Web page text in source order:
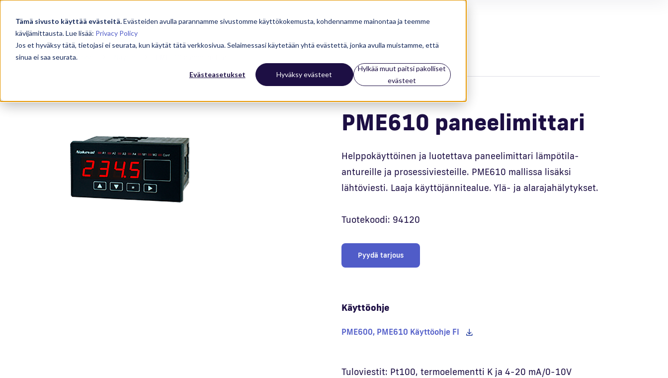
Tämä sivusto käyttää evästeitä.Evästeiden avulla parannamme sivustomme käyttökokemusta, kohdennamme mainontaa ja teemme
kävijämittausta. Lue lisää: Privacy Policy
Jos et hyväksy tätä, tietojasi ei seurata, kun käytät tätä verkkosivua. Selaimessasi käytetään yhtä evästettä, jonka avulla muistamme, että
sinua ei saa seurata.
Evästeasetukset Hyväksy evästeet
Hylkää muut paitsi pakolliset
evästeet
Laitteet
PME610 paneelimittari
Helppokäyttöinen ja luotettava paneelimittari lämpötila-
antureille ja prosessiviesteille. PME610 mallissa lisäksi
lähtöviesti. Laaja käyttöjännitealue. Ylä- ja alarajahälytykset.
Tuotekoodi: 94120
Pyydä tarjous
Käyttöohje
PME600, PME610 Käyttöohje FI
Tuloviestit: Pt100, termoelementti K ja 4-20 mA/0-10V